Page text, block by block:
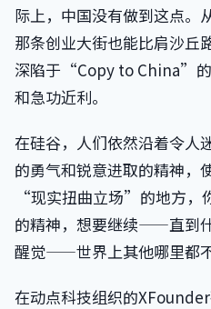
际上，中国没有做到这点。
那条创业大街也能比肩沙丘
深陷于“Copy to China”的
和急功近利。
在硅谷，人们依然沿着令人
的勇气和锐意进取的精神，
“现实扭曲立场”的地方，
的精神，想要继续——直到
醒觉——世界上其他哪里都不
在动点科技组织的XFounder